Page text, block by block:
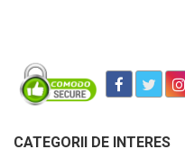
CATEGORII DE INTERES